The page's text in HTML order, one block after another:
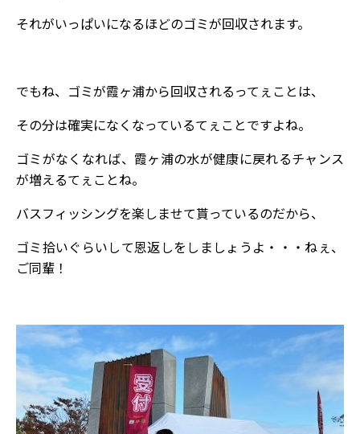
それがいっぱいになるほどのゴミが回収されます。
でもね、ゴミが霞ヶ浦から回収されるってぇことは、
その分は確実になくなっているてぇことですよね。
ゴミがなくなれば、霞ヶ浦の水が健康に戻れるチャンス
が増えるてぇことね。
バスフィッシングを楽しませて貰っているのだから、
ゴミ拾いぐらいして恩返しをしましょうよ・・・ねぇ、
ご同輩！